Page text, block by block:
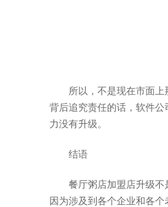
所以，不是现在市面上那
背后追究责任的话，软件
力没有升级。
结语
餐厅粥店加盟店升级不是
因为涉及到各个企业和各